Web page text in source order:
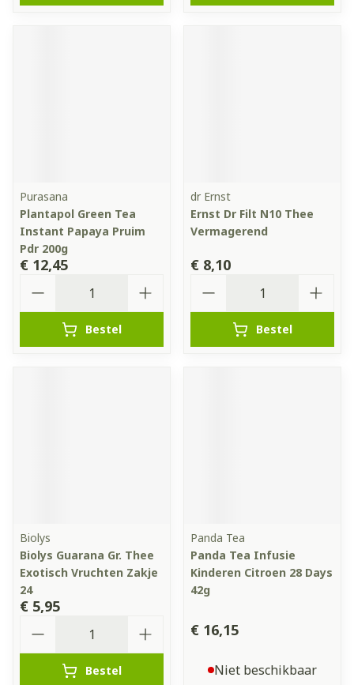
Purasana
Plantapol Green Tea
Instant Papaya Pruim
Pdr 200g
€ 12,45
Bestel
dr Ernst
Ernst Dr Filt N10 Thee
Vermagerend
€ 8,10
Bestel
Biolys
Biolys Guarana Gr. Thee
Exotisch Vruchten Zakje
24
€ 5,95
Bestel
Panda Tea
Panda Tea Infusie
Kinderen Citroen 28 Days
42g
€ 16,15
Niet beschikbaar